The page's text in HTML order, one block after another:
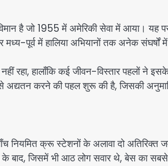
है जो 1955 में अमेरिकी सेवा में आया। यह
पूर्व में हालिया अभियानों तक अनेक
नहीं रहा, हालाँकि कई जीवन-विस्तार पहलों ने
अद्यतन करने की पहल शुरू की है, जिसकी
क्रू स्टेशनों के अलावा दो अतिरिक्त
जिसमें भी आठ लोग सवार थे, बेस का सबसे